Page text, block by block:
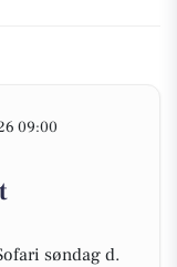
09:00
søndag d.